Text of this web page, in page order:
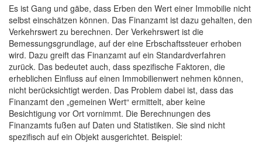
Es ist Gang und gäbe, dass Erben den Wert einer Immobilie nicht
selbst einschätzen können. Das Finanzamt ist dazu gehalten, den
Verkehrswert zu berechnen. Der Verkehrswert ist die
Bemessungsgrundlage, auf der eine Erbschaftssteuer erhoben
wird. Dazu greift das Finanzamt auf ein Standardverfahren
zurück. Das bedeutet auch, dass spezifische Faktoren, die
erheblichen Einfluss auf einen Immobilienwert nehmen können,
nicht berücksichtigt werden. Das Problem dabei ist, dass das
Finanzamt den „gemeinen Wert“ ermittelt, aber keine
Besichtigung vor Ort vornimmt. Die Berechnungen des
Finanzamts fußen auf Daten und Statistiken. Sie sind nicht
spezifisch auf ein Objekt ausgerichtet. Beispiel: